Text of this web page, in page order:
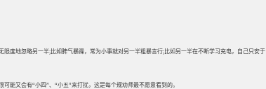
度地忽略另一半;比如脾气暴躁，常为小事就对另一半粗暴言行;比如另一半在不断学习充电，自己只安于
能又会有“小四”、“小五”来打扰，这是每个规劝师最不愿意看到的。